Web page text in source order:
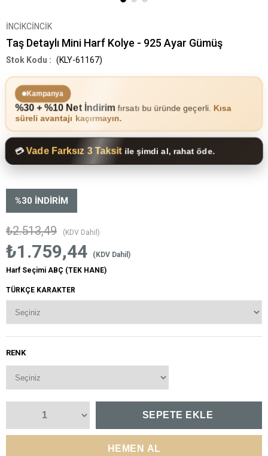
İNCİKCİNCİK
Taş Detaylı Mini Harf Kolye - 925 Ayar Gümüş
(KLY-61167)
Kampanya
%30 + %10 Net İndirimfırsatı bu üründe geçerli. Kısa
süreli avantajı kaçırmayın.
💳Vade Farksız 3 Taksitile şimdi al, rahat öde.
%30 İNDIRIM
₺2.513,49 (KDV Dahil)
₺1.759,44
(KDV Dahil)
Harf Seçimi ABÇ (TEK HANE)
TÜRKÇE KARAKTER
RENK